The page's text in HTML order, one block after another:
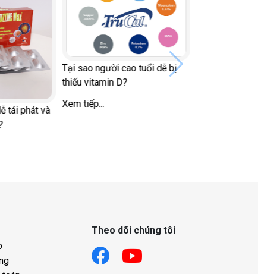
tái phát và
Tại sao người cao tuổi dễ bị
thiếu vitamin D?
Xem tiếp...
Theo dõi chúng tôi